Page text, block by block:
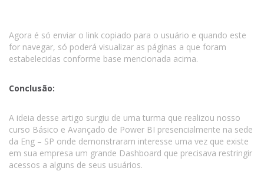
Agora é só enviar o link copiado para o usuário e quando este
for navegar, só poderá visualizar as páginas a que foram
estabelecidas conforme base mencionada acima.
Conclusão:
A ideia desse artigo surgiu de uma turma que realizou nosso
curso Básico e Avançado de Power BI presencialmente na sede
da Eng – SP onde demonstraram interesse uma vez que existe
em sua empresa um grande Dashboard que precisava restringir
acessos a alguns de seus usuários.